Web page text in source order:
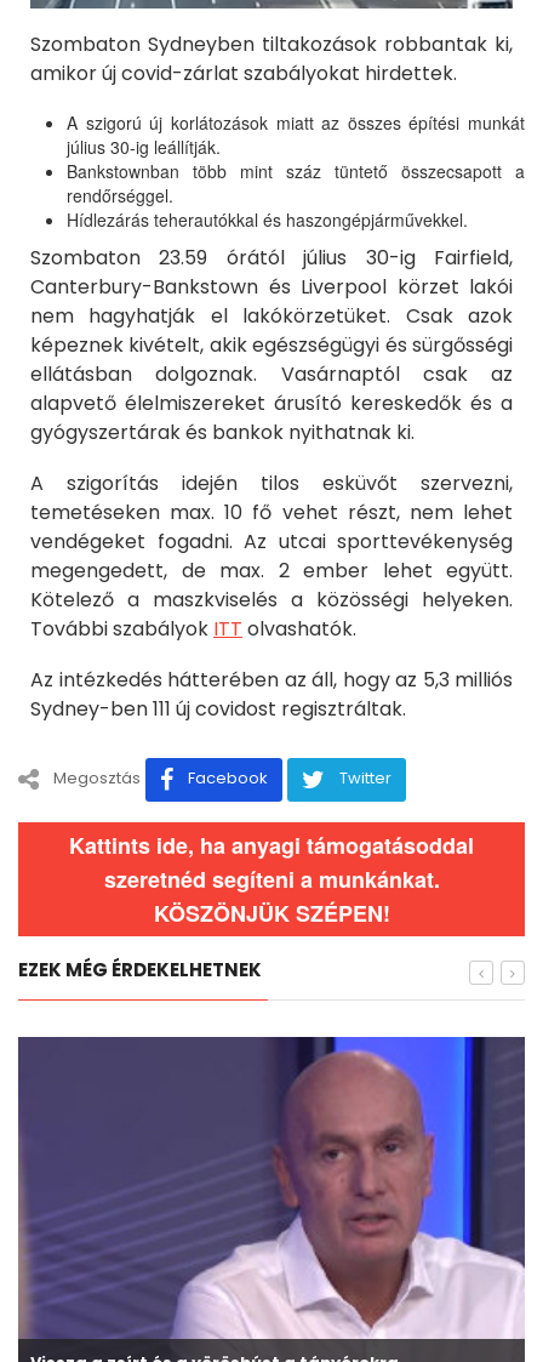
Szombaton Sydneyben tiltakozások robbantak ki,
amikor új covid-zárlat szabályokat hirdettek.
A szigorú új korlátozások miatt az összes építési munkát
július 30-ig leállítják.
Bankstownban több mint száz tüntető összecsapott a
rendőrséggel.
Hídlezárás teherautókkal és haszongépjárművekkel.
Szombaton 23.59 órától július 30-ig Fairfield,
Canterbury-Bankstown és Liverpool körzet lakói
nem hagyhatják el lakókörzetüket. Csak azok
képeznek kivételt, akik egészségügyi és sürgősségi
ellátásban dolgoznak. Vasárnaptól csak az
alapvető élelmiszereket árusító kereskedők és a
gyógyszertárak és bankok nyithatnak ki.
A szigorítás idején tilos esküvőt szervezni,
temetéseken max. 10 fő vehet részt, nem lehet
vendégeket fogadni. Az utcai sporttevékenység
megengedett, de max. 2 ember lehet együtt.
Kötelező a maszkviselés a közösségi helyeken.
További szabályok ITT olvashatók.
Az intézkedés hátterében az áll, hogy az 5,3 milliós
Sydney-ben 111 új covidost regisztráltak.
Megosztás Facebook Twitter
Kattints ide, ha anyagi támogatásoddal
szeretnéd segíteni a munkánkat.
KÖSZÖNJÜK SZÉPEN!
EZEK MÉG ÉRDEKELHETNEK